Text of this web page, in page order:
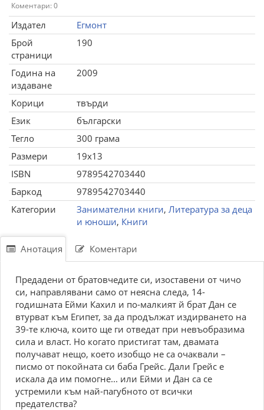
Коментари: 0
Издател
Егмонт
Брой
страници
190
Година на
издаване
2009
Корици
твърди
Език
български
Тегло
300 грама
Размери
19x13
ISBN
9789542703440
Баркод
9789542703440
Категории
Занимателни книги, Литература за деца
и юноши, Книги
Анотация Коментари
Предадени от братовчедите си, изоставени от чичо
си, направлявани само от неясна следа, 14-
годишната Ейми Кахил и по-малкият й брат Дан се
втурват към Египет, за да продължат издирването на
39-те ключа, които ще ги отведат при невъобразима
сила и власт. Но когато пристигат там, двамата
получават нещо, което изобщо не са очаквали –
писмо от покойната си баба Грейс. Дали Грейс е
искала да им помогне... или Ейми и Дан са се
устремили към най-пагубното от всички
предателства?